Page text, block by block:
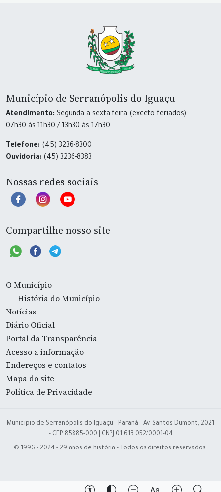
Município de Serranópolis do Iguaçu
Atendimento: Segunda a sexta-feira (exceto feriados)
07h30 às 11h30 / 13h30 às 17h30
Telefone: (45) 3236-8300
Ouvidoria: (45) 3236-8383
Nossas redes sociais
Compartilhe nosso site
O Município
História do Município
Notícias
Diário Oficial
Portal da Transparência
Acesso a informação
Endereços e contatos
Mapa do site
Política de Privacidade
Município de Serranópolis do Iguaçu - Paraná - Av. Santos Dumont, 2021
- CEP 85885-000 | CNPJ 01.613.052/0001-04
© 1996 - 2024 - 29 anos de história - Todos os direitos reservados.